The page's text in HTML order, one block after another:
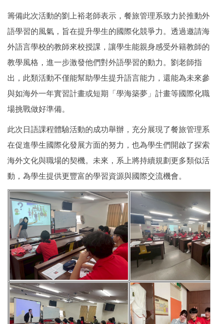
籌備此次活動的劉上裕老師表示，餐旅管理系致力於推動外
語學習的風氣，旨在提升學生的國際化競爭力。透過邀請海
外語言學校的教師來校授課，讓學生能親身感受外籍教師的
教學風格，進一步激發他們對外語學習的動力。劉老師指
出，此類活動不僅能幫助學生提升語言能力，還能為未來參
與如海外一年實習計畫或短期「學海築夢」計畫等國際化職
場挑戰做好準備。
此次日語課程體驗活動的成功舉辦，充分展現了餐旅管理系
在促進學生國際化發展方面的努力，也為學生們開啟了探索
海外文化與職場的契機。未來，系上將持續規劃更多類似活
動，為學生提供更豐富的學習資源與國際交流機會。